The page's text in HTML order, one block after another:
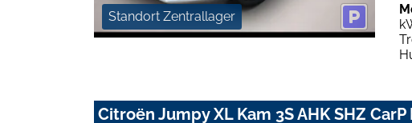
Standort Zentrallager
Citroën Jumpy XL Kam 3S AHK SHZ